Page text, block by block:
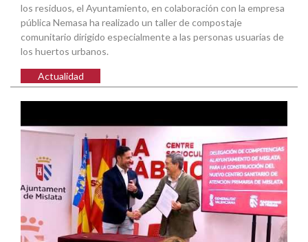
los residuos, el Ayuntamiento, en colaboración con la empresa
pública Nemasa ha realizado un taller de compostaje
comunitario dirigido especialmente a las personas usuarias de
los huertos urbanos.
Actualidad